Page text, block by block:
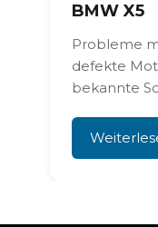
BMW X5
Probleme
defekte
bekannte